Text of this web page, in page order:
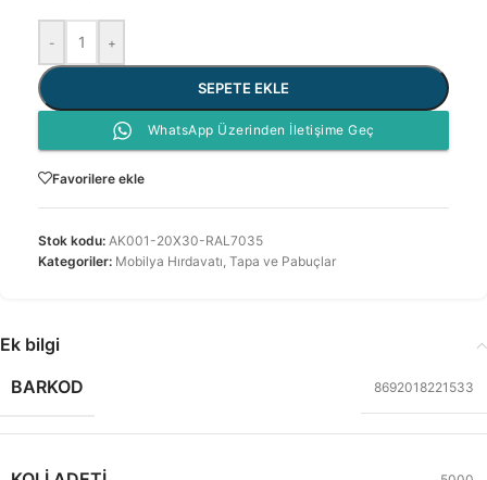
- +
SEPETE EKLE
WhatsApp Üzerinden İletişime Geç
Favorilere ekle
Stok kodu: AK001-20X30-RAL7035
Kategoriler: Mobilya Hırdavatı, Tapa ve Pabuçlar
Ek bilgi
BARKOD
8692018221533